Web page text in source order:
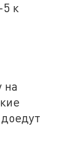
к
на